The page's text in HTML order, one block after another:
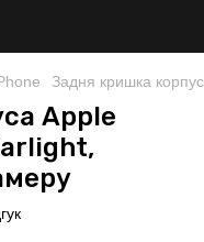
Задня кришка
Apple